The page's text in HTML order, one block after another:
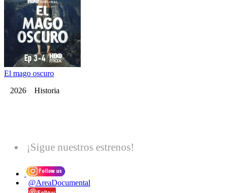
El mago oscuro
2026 Historia
¡Sigue nuestros estrenos!
@AreaDocumental